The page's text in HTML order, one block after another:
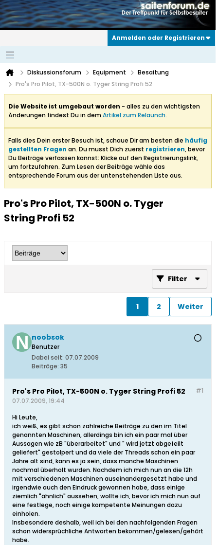
Anmelden oder Registrieren
Diskussionsforum Equipment
Besaitung
Pro's Pro Pilot, TX-500N o. Tyger String Profi 52
Die Website ist umgebaut worden - alles zu den wichtigsten
Änderungen findest Du in demArtikel zum Relaunch.
Falls dies Dein erster Besuch ist, schaue Dir am besten die häufig
gestellten Fragen an. Du musst Dich zuerst registrieren, bevor
Du Beiträge verfassen kannst: Klicke auf den Registrierungslink,
um fortzufahren. Zum Lesen der Beiträge wähle das
entsprechende Forum aus der untenstehenden Liste aus.
Pro's Pro Pilot, TX-500N o. Tyger
String Profi 52
Filter
1 2 Weiter
noobsok
Benutzer
Dabei seit: 07.07.2009
Beiträge: 35
#1
Pro's Pro Pilot, TX-500N o. Tyger String Profi 52
07.07.2009, 19:44
Hi Leute,
ich weiß, es gibt schon zahlreiche Beiträge zu den im Titel
genannten Maschinen, allerdings bin ich ein paar mal über
Aussagen wie zB "überarbeitet" und " wird jetzt abgefeilt
geliefert" gestolpert und da viele der Threads schon ein paar
Jahre alt sind, kann es ja sein, dass manche Maschinen
nochmal überholt wurden. Nachdem ich mich nun an die 12h
mit verschiedenen Maschinen auseinandergesetzt habe und
irgendwie auch den Eindruck gewonnen habe, dass einige
ziemlich "ähnlich" aussehen, wollte ich, bevor ich mich nun auf
eine festlege, noch einige kompetente Meinungen dazu
einholen.
Insbesondere deshalb, weil ich bei den nachfolgenden Fragen
schon widersprüchliche Antworten bekommen/gelesen/gehört
habe.